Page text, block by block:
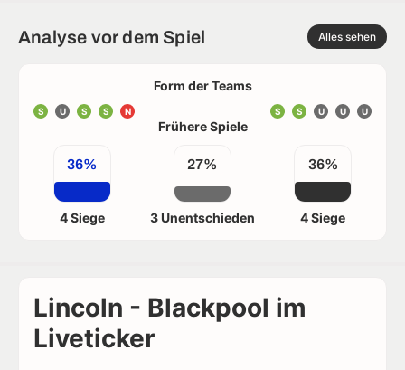
Analyse vor dem Spiel Alles sehen
Form der Teams
S U S S N U
U
U
S
S
Frühere Spiele
36%
4 Siege
27%
3 Unentschieden
36%
4 Siege
Lincoln - Blackpool im
Liveticker